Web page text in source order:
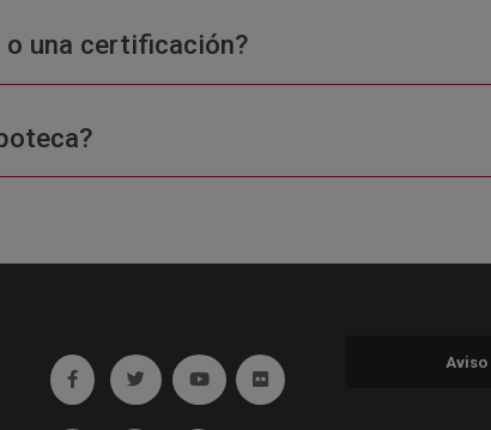
o una certificación?
Ir a facebook (abre en ventana nueva)
Ir a twitter (abre en ventana nueva)
Ir a YouTube (abre en ventana nueva)
Ir a Flickr (abre en ventana
Aviso